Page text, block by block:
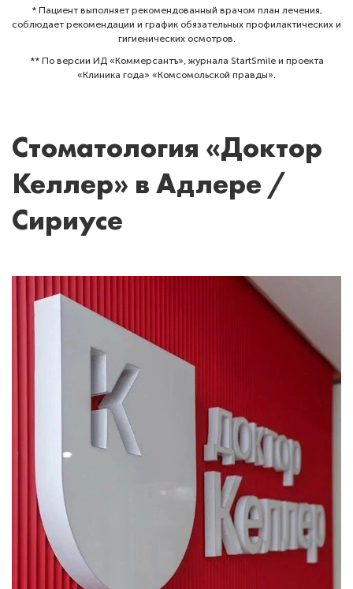
* Пациент выполняет рекомендованный врачом план лечения,
соблюдает рекомендации и график обязательных профилактических и
гигиенических осмотров⁠.
** По версии ИД «Коммерсантъ», журнала StartSmile и проекта
«Клиника года» «Комсомольской правды».
Стоматология «Доктор
Келлер» в Адлере /
Сириусе